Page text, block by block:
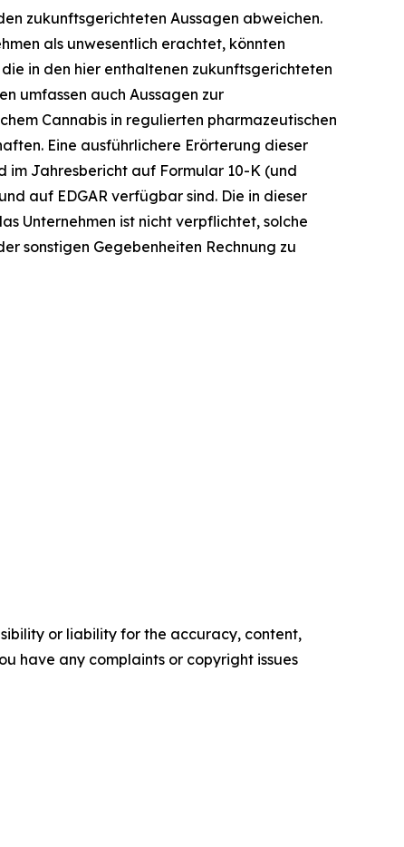
zukunftsgerichteten Aussagen abweichen.
als unwesentlich erachtet, könnten
in den hier enthaltenen zukunftsgerichteten
umfassen auch Aussagen zur
Cannabis in regulierten pharmazeutischen
Eine ausführlichere Erörterung dieser
im Jahresbericht auf Formular 10-K (und
auf EDGAR verfügbar sind. Die in dieser
Unternehmen ist nicht verpflichtet, solche
sonstigen Gegebenheiten Rechnung zu
or liability for the accuracy, content,
have any complaints or copyright issues